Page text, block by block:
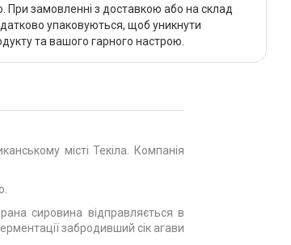
замовленні з доставкою або на склад
упаковуються, щоб уникнути
та вашого гарного настрою.
місті Текіла. Компанія
сировина відправляється в
забродивший сік агави